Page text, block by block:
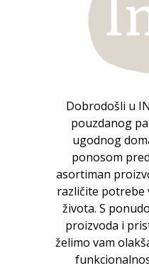
Dobrodošli u
pouzdanog
ugodnog
ponosom
asortiman
različite potrebe
života. S
proizvoda i
želimo vam